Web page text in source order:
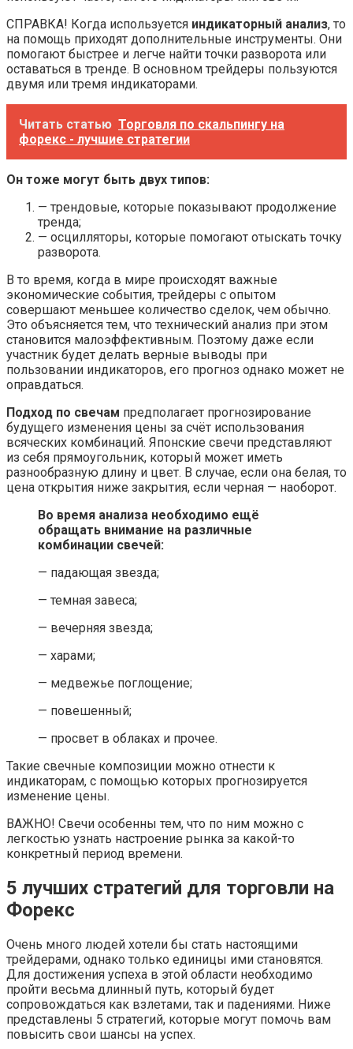
СПРАВКА! Когда используется индикаторный анализ, то
на помощь приходят дополнительные инструменты. Они
помогают быстрее и легче найти точки разворота или
оставаться в тренде. В основном трейдеры пользуются
двумя или тремя индикаторами.
Читать статью Торговля по скальпингу на
форекс - лучшие стратегии
Он тоже могут быть двух типов:
— трендовые, которые показывают продолжение
тренда;
— осцилляторы, которые помогают отыскать точку
разворота.
В то время, когда в мире происходят важные
экономические события, трейдеры с опытом
совершают меньшее количество сделок, чем обычно.
Это объясняется тем, что технический анализ при этом
становится малоэффективным. Поэтому даже если
участник будет делать верные выводы при
пользовании индикаторов, его прогноз однако может не
оправдаться.
Подход по свечам предполагает прогнозирование
будущего изменения цены за счёт использования
всяческих комбинаций. Японские свечи представляют
из себя прямоугольник, который может иметь
разнообразную длину и цвет. В случае, если она белая, то
цена открытия ниже закрытия, если черная — наоборот.
Во время анализа необходимо ещё
обращать внимание на различные
комбинации свечей:
— падающая звезда;
— темная завеса;
— вечерняя звезда;
— харами;
— медвежье поглощение;
— повешенный;
— просвет в облаках и прочее.
Такие свечные композиции можно отнести к
индикаторам, с помощью которых прогнозируется
изменение цены.
ВАЖНО! Свечи особенны тем, что по ним можно с
легкостью узнать настроение рынка за какой-то
конкретный период времени.
5 лучших стратегий для торговли на
Форекс
Очень много людей хотели бы стать настоящими
трейдерами, однако только единицы ими становятся.
Для достижения успеха в этой области необходимо
пройти весьма длинный путь, который будет
сопровождаться как взлетами, так и падениями. Ниже
представлены 5 стратегий, которые могут помочь вам
повысить свои шансы на успех.